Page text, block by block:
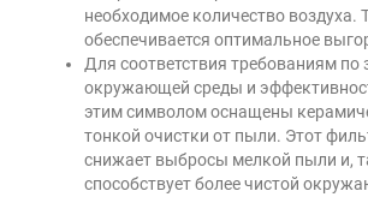
необходимое количество воздуха.
обеспечивается оптимальное
Для соответствия требованиям по
окружающей среды и
этим символом оснащены
тонкой очистки от пыли. Этот
снижает выбросы мелкой пыли и,
способствует более чистой